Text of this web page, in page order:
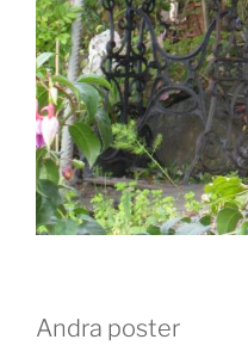
Andra poster